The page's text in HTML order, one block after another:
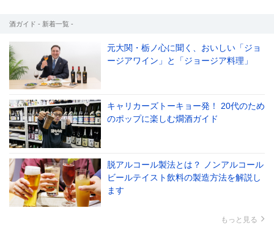
酒ガイド - 新着一覧 -
元大関・栃ノ心に聞く、おいしい「ジョ
ージアワイン」と「ジョージア料理」
キャリカーズトーキョー発！ 20代のため
のポップに楽しむ燗酒ガイド
脱アルコール製法とは？ ノンアルコール
ビールテイスト飲料の製造方法を解説し
ます
もっと見る